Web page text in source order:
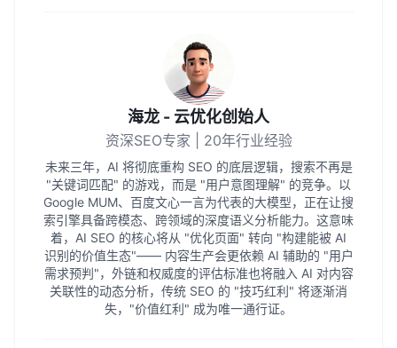
海龙 - 云优化创始人
资深SEO专家 | 20年行业经验
未来三年，AI 将彻底重构 SEO 的底层逻辑，搜索不再是
"关键词匹配" 的游戏，而是 "用户意图理解" 的竞争。以
Google MUM、百度文心一言为代表的大模型，正在让搜
索引擎具备跨模态、跨领域的深度语义分析能力。这意味
着，AI SEO 的核心将从 "优化页面" 转向 "构建能被 AI
识别的价值生态"—— 内容生产会更依赖 AI 辅助的 "用户
需求预判"，外链和权威度的评估标准也将融入 AI 对内容
关联性的动态分析，传统 SEO 的 "技巧红利" 将逐渐消
失，"价值红利" 成为唯一通行证。